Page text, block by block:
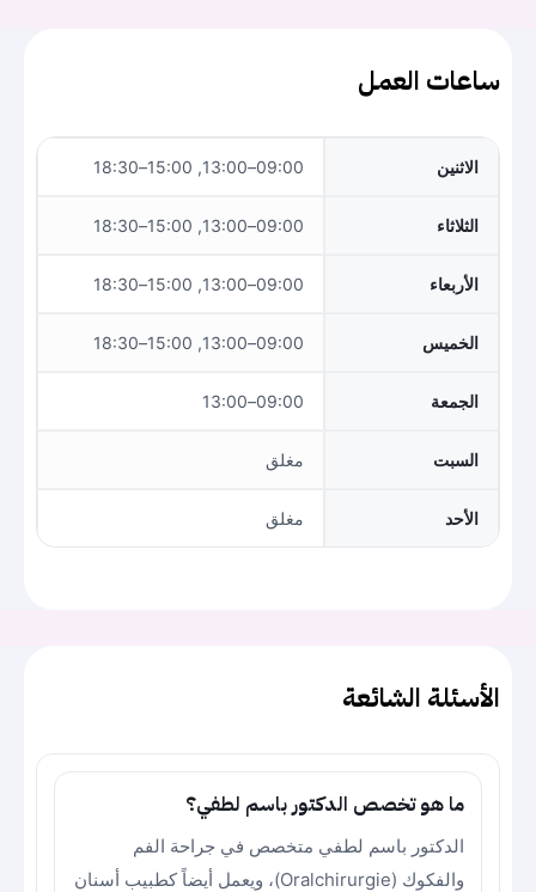
ساعات العمل
الاثنين 09:00–13:00, 15:00–18:30
الثلاثاء 09:00–13:00, 15:00–18:30
الأربعاء 09:00–13:00, 15:00–18:30
الخميس 09:00–13:00, 15:00–18:30
الجمعة 09:00–13:00
السبت مغلق
الأحد مغلق
الأسئلة الشائعة
ما هو تخصص الدكتور باسم لطفي؟
الدكتور باسم لطفي متخصص في جراحة الفم
والفكوك (Oralchirurgie)، ويعمل أيضاً كطبيب أسنان